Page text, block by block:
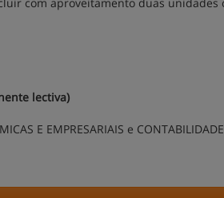
lectiva)
E EMPRESARIAIS e CONTABILIDADE